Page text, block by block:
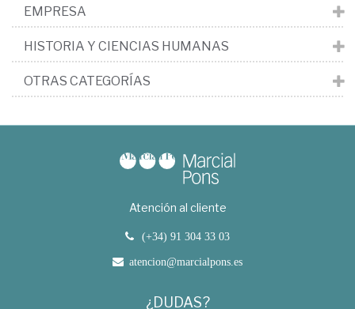
EMPRESA
HISTORIA Y CIENCIAS HUMANAS
OTRAS CATEGORÍAS
Atención al cliente
(+34) 91 304 33 03
atencion@marcialpons.es
¿DUDAS?